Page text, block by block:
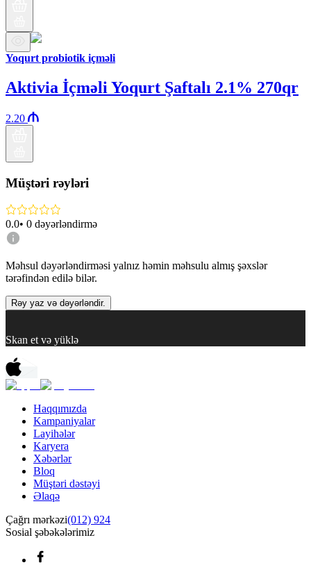
Yoqurt probiotik içməli
Aktivia İçməli Yoqurt Şaftalı 2.1% 270qr
2.20
Müştəri rəyləri
0.0• 0 dəyərləndirmə
Məhsul dəyərləndirməsi yalnız həmin məhsulu almış şəxslər
tərəfindən edilə bilər.
Rəy yaz və dəyərləndir.
Skan et və yüklə
Haqqımızda
Kampaniyalar
Layihələr
Karyera
Xəbərlər
Bloq
Müştəri dəstəyi
Əlaqə
Çağrı mərkəzi(012) 924
Sosial şəbəkələrimiz